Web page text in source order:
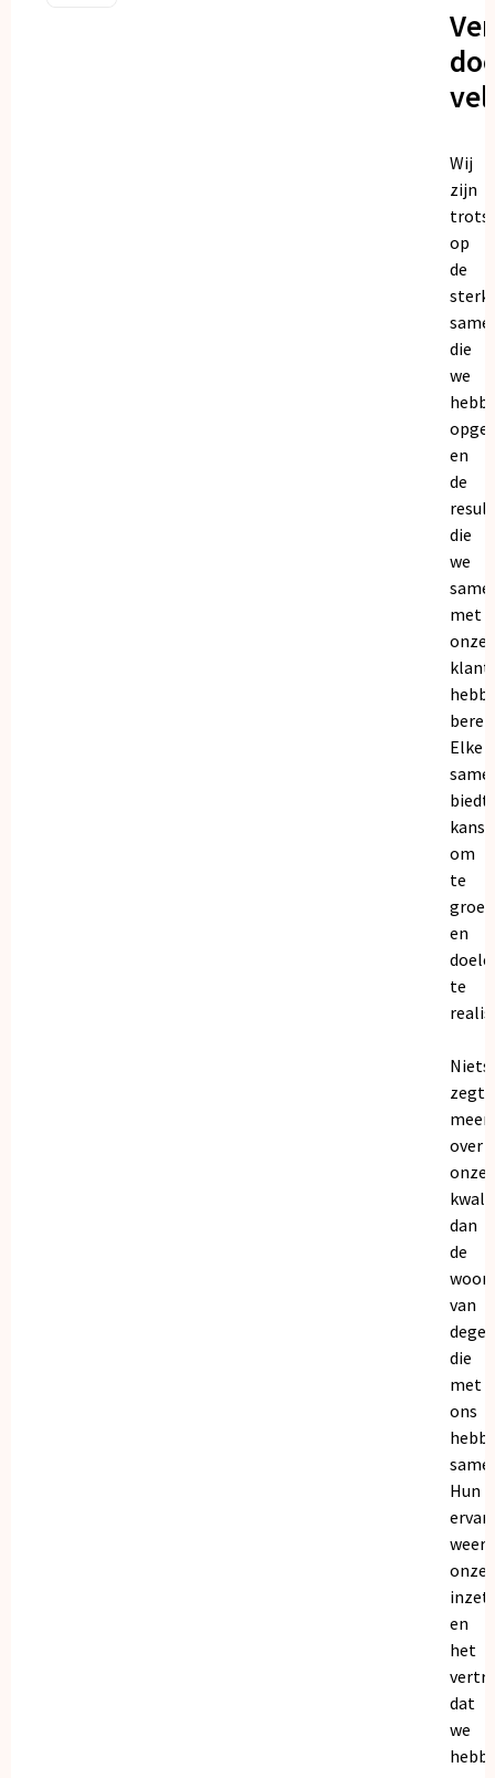
Wij
zijn
trots
op
de
die
we
en
de
die
we
met
onze
Elke
biedt
om
te
en
te
Niets
zegt
meer
over
onze
dan
de
van
die
met
ons
Hun
onze
inzet
en
het
dat
we